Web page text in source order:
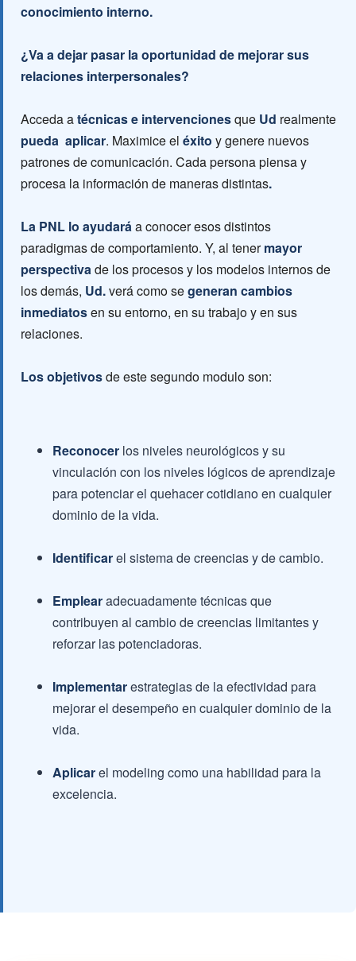
conocimiento interno.
¿Va a dejar pasar la oportunidad de mejorar sus
relaciones interpersonales?
Acceda atécnicas e intervencionesque Ud realmente
pueda aplicar. Maximice el éxito y genere nuevos
patrones de comunicación. Cada persona piensa y
procesa la información de maneras distintas.
La PNL lo ayudaráa conocer esos distintos
paradigmas de comportamiento. Y, al tenermayor
perspectivade los procesos y los modelos internos de
los demás, Ud.verá como segeneran cambios
inmediatosen su entorno, en su trabajo y en sus
relaciones.
Los objetivosde este segundo modulo son:
Reconocer los niveles neurológicos y su
vinculación con los niveles lógicos de aprendizaje
para potenciar el quehacer cotidiano en cualquier
dominio de la vida.
Identificarel sistema de creencias y de cambio.
Emplearadecuadamente técnicas que
contribuyen al cambio de creencias limitantes y
reforzar las potenciadoras.
Implementarestrategias de la efectividad para
mejorar el desempeño en cualquier dominio de la
vida.
Aplicarel modeling como una habilidad para la
excelencia.